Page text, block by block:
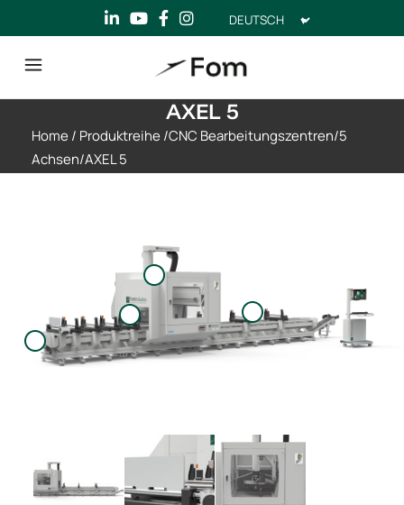
Sprache
auswählen
AXEL 5
Home / Produktreihe /CNC Bearbeitungszentren/5
Achsen/AXEL 5